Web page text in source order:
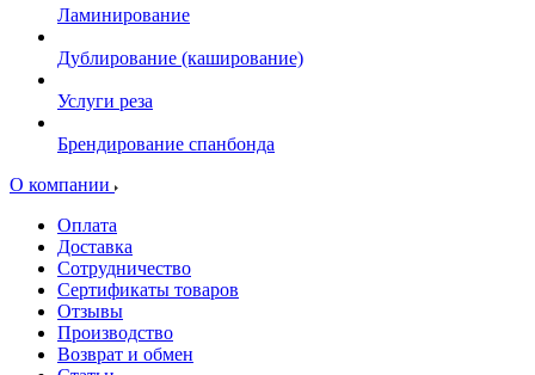
Ламинирование
Дублирование (каширование)
Услуги реза
Брендирование спанбонда
О компании
Оплата
Доставка
Сотрудничество
Сертификаты товаров
Отзывы
Производство
Возврат и обмен